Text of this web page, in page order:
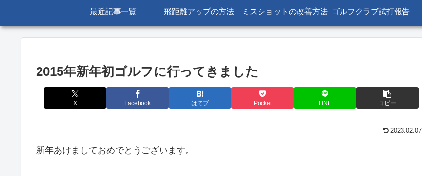
最近記事一覧 飛距離アップの方法 ミスショットの改善方法 ゴルフクラブ試打報告
2015年新年初ゴルフに行ってきました
X Facebook はてブ Pocket LINE コピー
2023.02.07
新年あけましておめでとうございます。